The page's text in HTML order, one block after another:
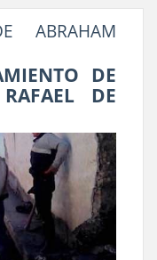
ABRAHAM
DE
DE